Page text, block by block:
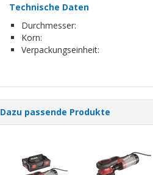
Technische Daten
Durchmesser:
Korn:
Verpackungseinheit:
Dazu passende Produkte